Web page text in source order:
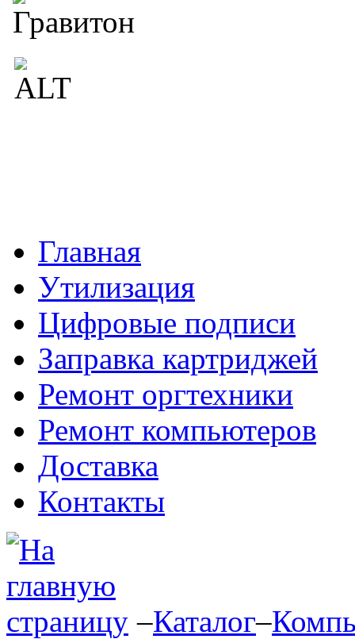
Главная
Утилизация
Цифровые подписи
Заправка картриджей
Ремонт оргтехники
Ремонт компьютеров
Доставка
Контакты
–Каталог–